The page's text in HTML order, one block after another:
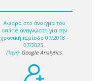
Αφορά στο άνοιγμα του
online αναγνώστη για την
χρονική περίοδο 07/2018 -
07/2023.
Πηγή: Google Analytics.